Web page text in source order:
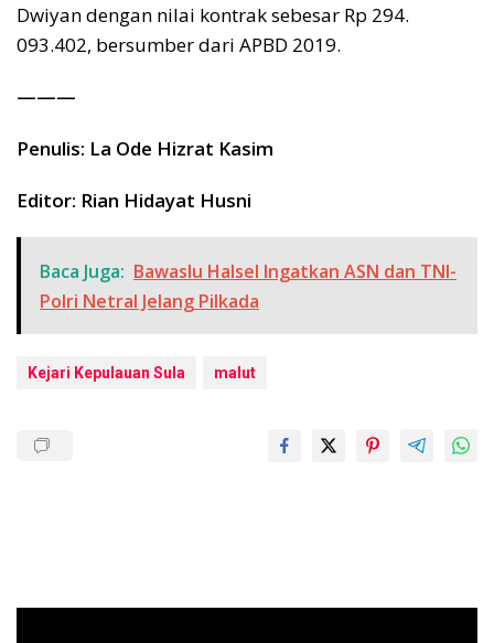
Dwiyan dengan nilai kontrak sebesar Rp 294.
093.402, bersumber dari APBD 2019.
———
Penulis: La Ode Hizrat Kasim
Editor: Rian Hidayat Husni
Baca Juga: Bawaslu Halsel Ingatkan ASN dan TNI-
Polri Netral Jelang Pilkada
Kejari Kepulauan Sula malut